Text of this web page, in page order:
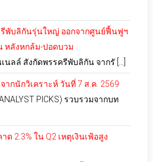
รีพับลิกันรุ่นใหญ่ ออกจากศูนย์ฟื้นฟูฯ
หลังหกล้ม-ปอดบวม
ลล์ สังกัดพรรครีพับลิกัน จากรั […]
ากนักวิเคราะห์ วันที่ 7 ส.ค. 2569
PICKS) รวบรวมจากบท
2.3% ใน Q2 เหตุเงินเฟ้อสูง